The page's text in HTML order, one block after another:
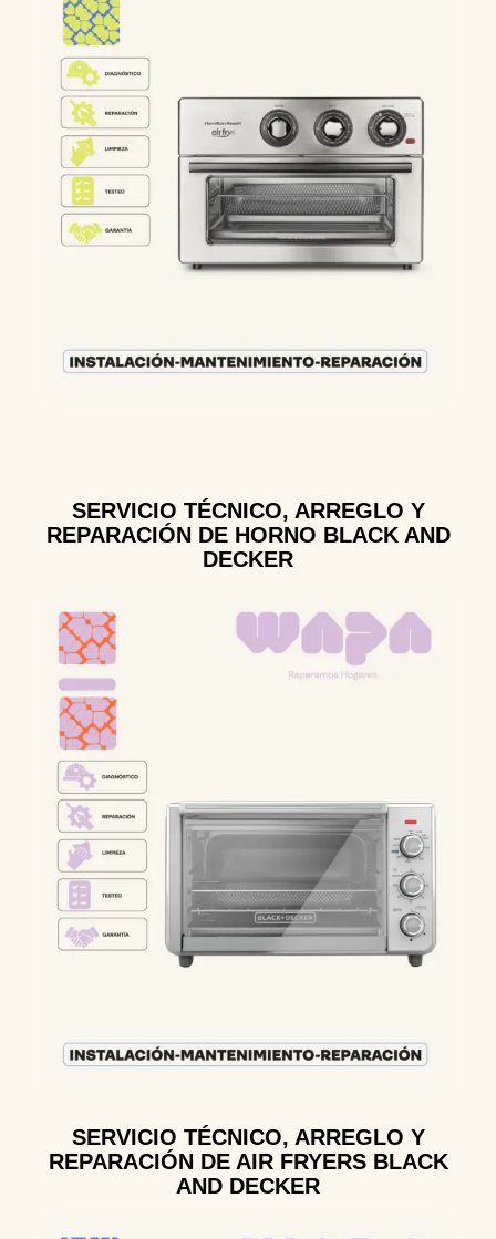
SERVICIO TÉCNICO, ARREGLO Y
REPARACIÓN DE HORNO BLACK AND
DECKER
SERVICIO TÉCNICO, ARREGLO Y
REPARACIÓN DE AIR FRYERS BLACK
AND DECKER